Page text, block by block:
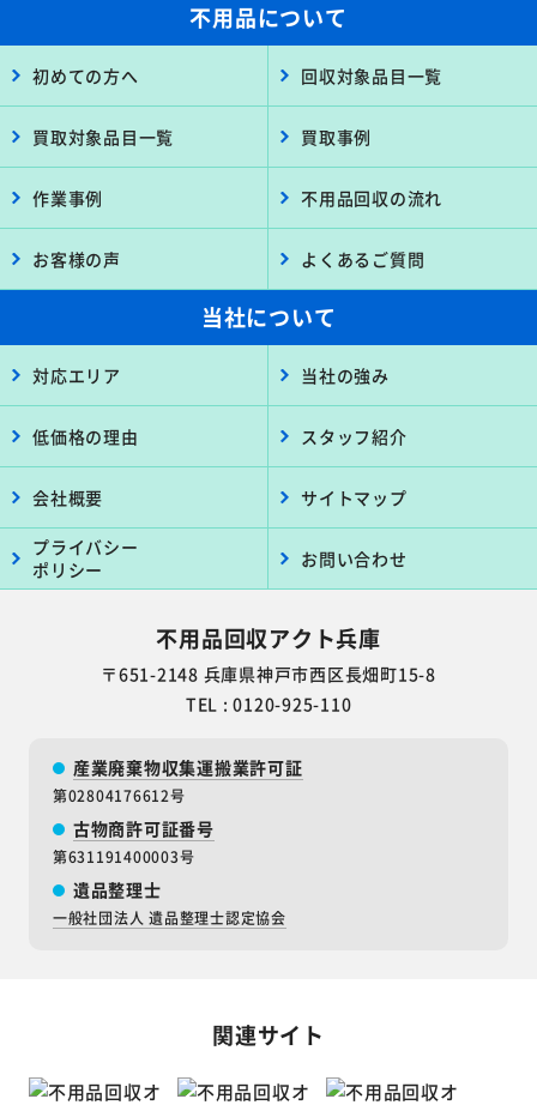
不用品について
初めての方へ 回収対象品目一覧
買取対象品目一覧 買取事例
作業事例 不用品回収の流れ
お客様の声 よくあるご質問
当社について
対応エリア 当社の強み
低価格の理由 スタッフ紹介
会社概要 サイトマップ
プライバシー
ポリシー
お問い合わせ
不用品回収アクト兵庫
〒651-2148 兵庫県神戸市西区長畑町15-8
TEL : 0120-925-110
産業廃棄物収集運搬業許可証
第02804176612号
古物商許可証番号
第631191400003号
遺品整理士
一般社団法人 遺品整理士認定協会
関連サイト